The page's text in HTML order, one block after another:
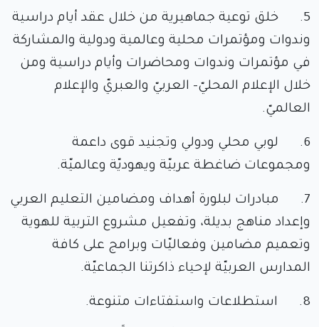
5. خلق توعية جماهيرية من خلال عقد أيام دراسية
وندوات ومؤتمرات محلية وعالمية ودولية والمشاركة
في مؤتمرات وندوات ومحاضرات وأيام دراسية ومن
خلال الإعلام المحليّ- العربيّ والعبريّ والإعلام
العالميّ.
6. لوبي محلي ودولي وتجنيد قوى داعمة
ومجموعات ضاغطة عربيّة ويهوديّة وعالميّة.
7. مبادرات لبلورة أهداف ومضامين التعليم العربي
وإعداد مناهج بديلة، وتفعيل مشروع التربية للهوية
وتعميم مضامين وفعاليّات وبرامج على كافة
المدارس العربيّة لإحياء ذاكرتنا الجماعيّة.
8. استطلاعات واستفتاءات متنوعة.